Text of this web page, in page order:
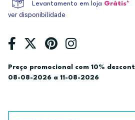
Levantamento em loja Grátis*
ver disponibilidade
Preço promocional com 10%
08-08-2026 a 11-08-2026